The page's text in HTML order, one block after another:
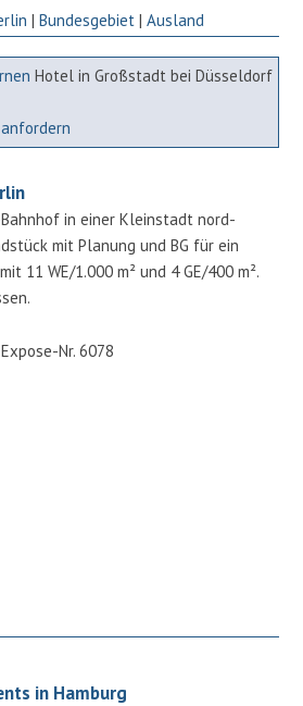
|Bundesgebiet |Ausland
Hotel in Großstadt bei Düsseldorf
in einer Kleinstadt nord-
mit Planung und BG für ein
11 WE/1.000 m² und 4 GE/400 m².
Nr. 6078
in Hamburg